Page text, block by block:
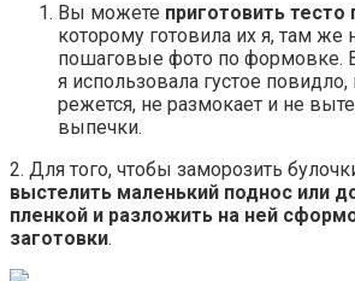
Вы можете приготовить тесто
которому готовила их я, там же
пошаговые фото по формовке.
я использовала густое
режется, не размокает и не
выпечки.
2. Для того, чтобы заморозить
выстелить маленький поднос или
пленкой и разложить на ней
заготовки.